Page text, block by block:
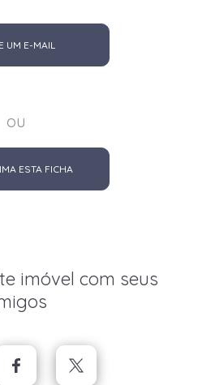
UM E-MAIL
ou
ESTA FICHA
imóvel com seus